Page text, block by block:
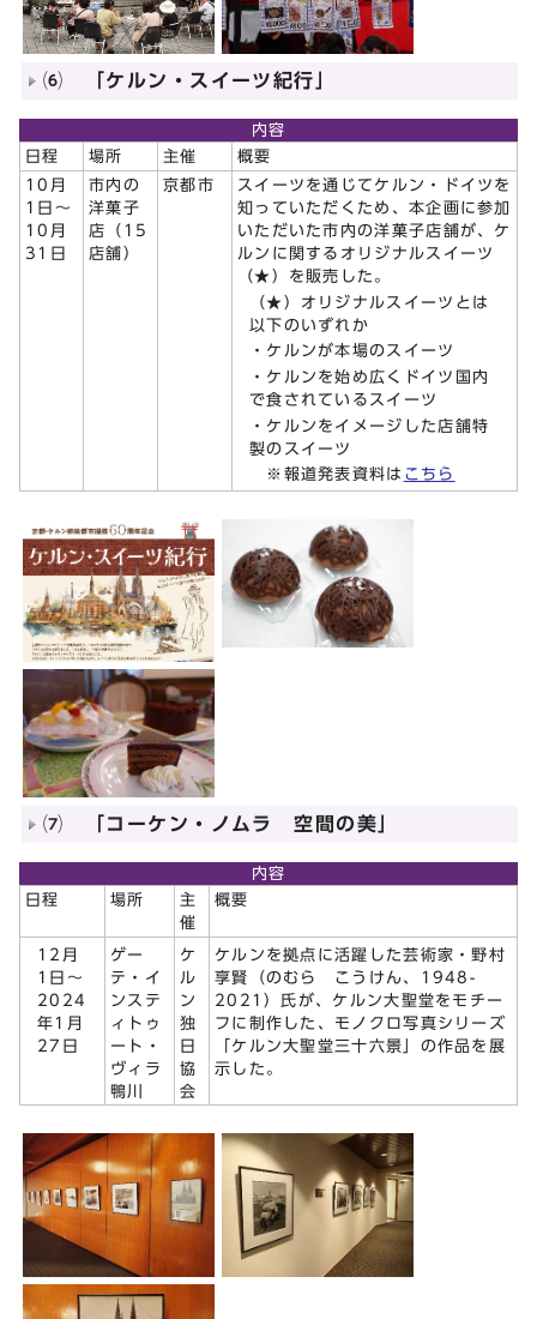
⑹ 「ケルン・スイーツ紀行」
内容
日程
場所 主催
概要
10月
1日～
10月
31日
市内の
洋菓子
店（15
店舗）
京都市
スイーツを通じてケルン・ドイツを
知っていただくため、本企画に参加
いただいた市内の洋菓子店舗が、ケ
ルンに関するオリジナルスイーツ
（★）を販売した。
（★）オリジナルスイーツとは
以下のいずれか
・ケルンが本場のスイーツ
・ケルンを始め広くドイツ国内
で食されているスイーツ
・ケルンをイメージした店舗特
製のスイーツ
※報道発表資料は こちら
⑺ 「コーケン・ノムラ 空間の美」
内容
日程
場所
主
催
概要
12月
1日～
2024
年1月
27日
ゲー
テ・イ
ンステ
ィトゥ
ート・
ヴィラ
鴨川
ケ
ル
ン
独
日
協
会
ケルンを拠点に活躍した芸術家・野村
享賢（のむら こうけん、1948-
2021）氏が、ケルン大聖堂をモチー
フに制作した、モノクロ写真シリーズ
「ケルン大聖堂三十六景」の作品を展
示した。